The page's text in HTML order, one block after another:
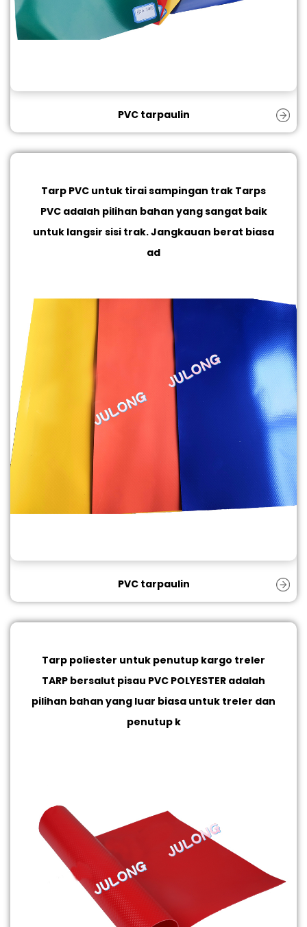
PVC tarpaulin
Tarp PVC untuk tirai sampingan trak Tarps
PVC adalah pilihan bahan yang sangat baik
untuk langsir sisi trak. Jangkauan berat biasa
ad
PVC tarpaulin
Tarp poliester untuk penutup kargo treler
TARP bersalut pisau PVC POLYESTER adalah
pilihan bahan yang luar biasa untuk treler dan
penutup k